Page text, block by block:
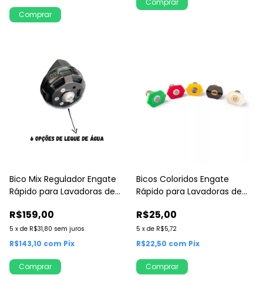
Comprar
Comprar
Bico Mix Regulador Engate
Rápido para Lavadoras de
R$159,00
5 x de R$31,80 sem juros
R$143,10 com Pix
Bicos Coloridos Engate
Rápido para Lavadoras de
R$25,00
5 x de R$5,72
R$22,50 com Pix
Comprar